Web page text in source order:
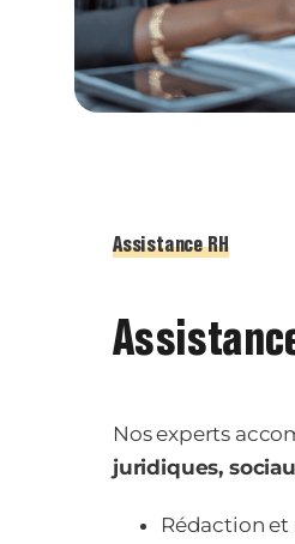
Assistance RH
Nos experts
juridiques,
Rédaction